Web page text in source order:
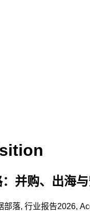
并购、出海
部落, 行业报告2026,